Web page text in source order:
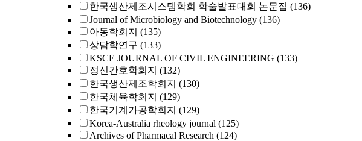
한국생산제조시스템학회 학술발표대회 논문집 (136)
Journal of Microbiology and Biotechnology (136)
아동학회지 (135)
상담학연구 (133)
KSCE JOURNAL OF CIVIL ENGINEERING (133)
정신간호학회지 (132)
한국생산제조학회지 (130)
한국체육학회지 (129)
한국기계가공학회지 (129)
Korea-Australia rheology journal (125)
Archives of Pharmacal Research (124)